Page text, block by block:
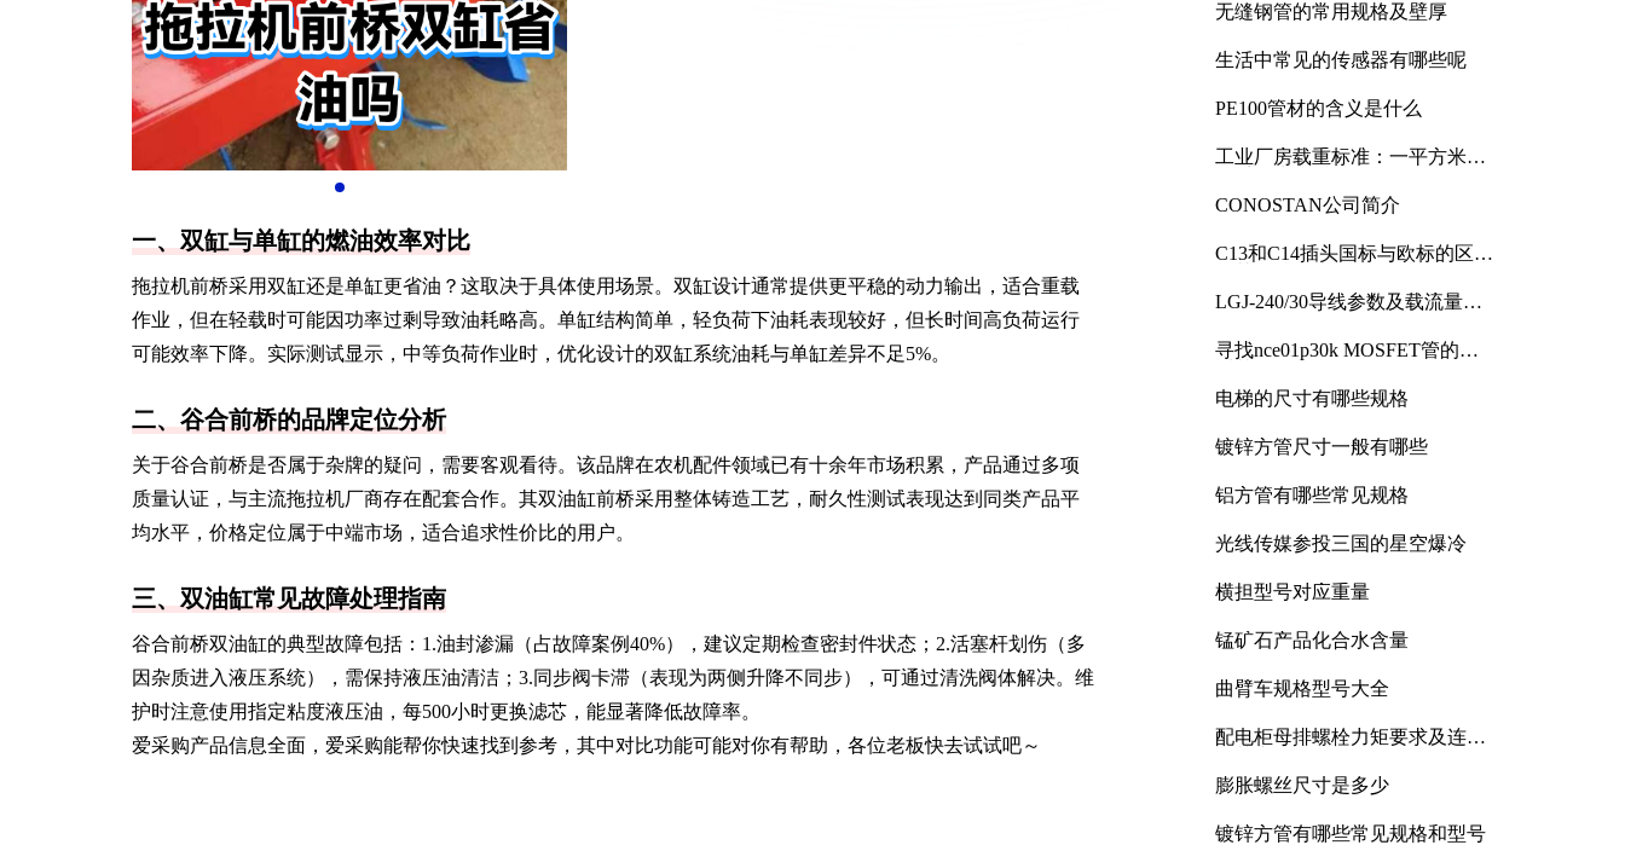
一、双缸与单缸的燃油效率对比
拖拉机前桥采用双缸还是单缸更省油？这取决于具体使用场景。双缸设计通常提供更平稳的动力输出，适合重载
作业，但在轻载时可能因功率过剩导致油耗略高。单缸结构简单，轻负荷下油耗表现较好，但长时间高负荷运行
可能效率下降。实际测试显示，中等负荷作业时，优化设计的双缸系统油耗与单缸差异不足5%。
二、谷合前桥的品牌定位分析
关于谷合前桥是否属于杂牌的疑问，需要客观看待。该品牌在农机配件领域已有十余年市场积累，产品通过多项
质量认证，与主流拖拉机厂商存在配套合作。其双油缸前桥采用整体铸造工艺，耐久性测试表现达到同类产品平
均水平，价格定位属于中端市场，适合追求性价比的用户。
三、双油缸常见故障处理指南
谷合前桥双油缸的典型故障包括：1.油封渗漏（占故障案例40%），建议定期检查密封件状态；2.活塞杆划伤（多
因杂质进入液压系统），需保持液压油清洁；3.同步阀卡滞（表现为两侧升降不同步），可通过清洗阀体解决。维
护时注意使用指定粘度液压油，每500小时更换滤芯，能显著降低故障率。
爱采购产品信息全面，爱采购能帮你快速找到参考，其中对比功能可能对你有帮助，各位老板快去试试吧～
无缝钢管的常用规格及壁厚
生活中常见的传感器有哪些呢
PE100管材的含义是什么
工业厂房载重标准：一平方米能
CONOSTAN公司简介
C13和C14插头国标与欧标的区别
LGJ-240/30导线参数及载流量解
寻找nce01p30k MOSFET管的合
电梯的尺寸有哪些规格
镀锌方管尺寸一般有哪些
铝方管有哪些常见规格
光线传媒参投三国的星空爆冷
横担型号对应重量
锰矿石产品化合水含量
曲臂车规格型号大全
配电柜母排螺栓力矩要求及连接
膨胀螺丝尺寸是多少
镀锌方管有哪些常见规格和型号